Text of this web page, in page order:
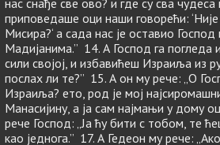
нас снађе све ово? и где су сва
приповедаше оци наши говорећи:
Мисира?‘ а сада нас је оставио
Мадијанима.” 14. А Господ га погледа
сили својој, и избавићеш Израиља из
послах ли те?” 15. А он му рече: „О
Израиља? ето, род је мој
Манасијину, а ја сам најмањи у дому
рече Господ: „Ја ћу бити с тобом, те
као једнога.” 17. А Гедеон му рече: